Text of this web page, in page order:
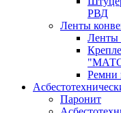
РВД
Ленты
Ленты
Ремни
Паронит